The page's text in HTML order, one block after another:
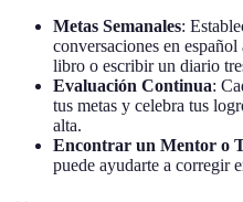
Metas Semanales:
conversaciones en
libro o escribir un diario
Evaluación Continua:
tus metas y celebra tus
alta.
Encontrar un Mentor o
puede ayudarte a corregir